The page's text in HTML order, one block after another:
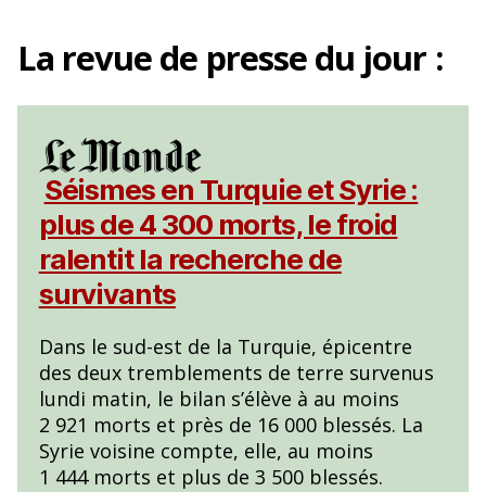
La revue de pressedu jour :
Séismes en Turquie et Syrie :
plus de 4 300 morts, le froid
ralentit la recherche de
survivants
Dans le sud-est de la Turquie, épicentre
des deux tremblements de terre survenus
lundi matin, le bilan s’élève à au moins
2 921 morts et près de 16 000 blessés. La
Syrie voisine compte, elle, au moins
1 444 morts et plus de 3 500 blessés.